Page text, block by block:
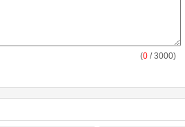
(0 / 3000)